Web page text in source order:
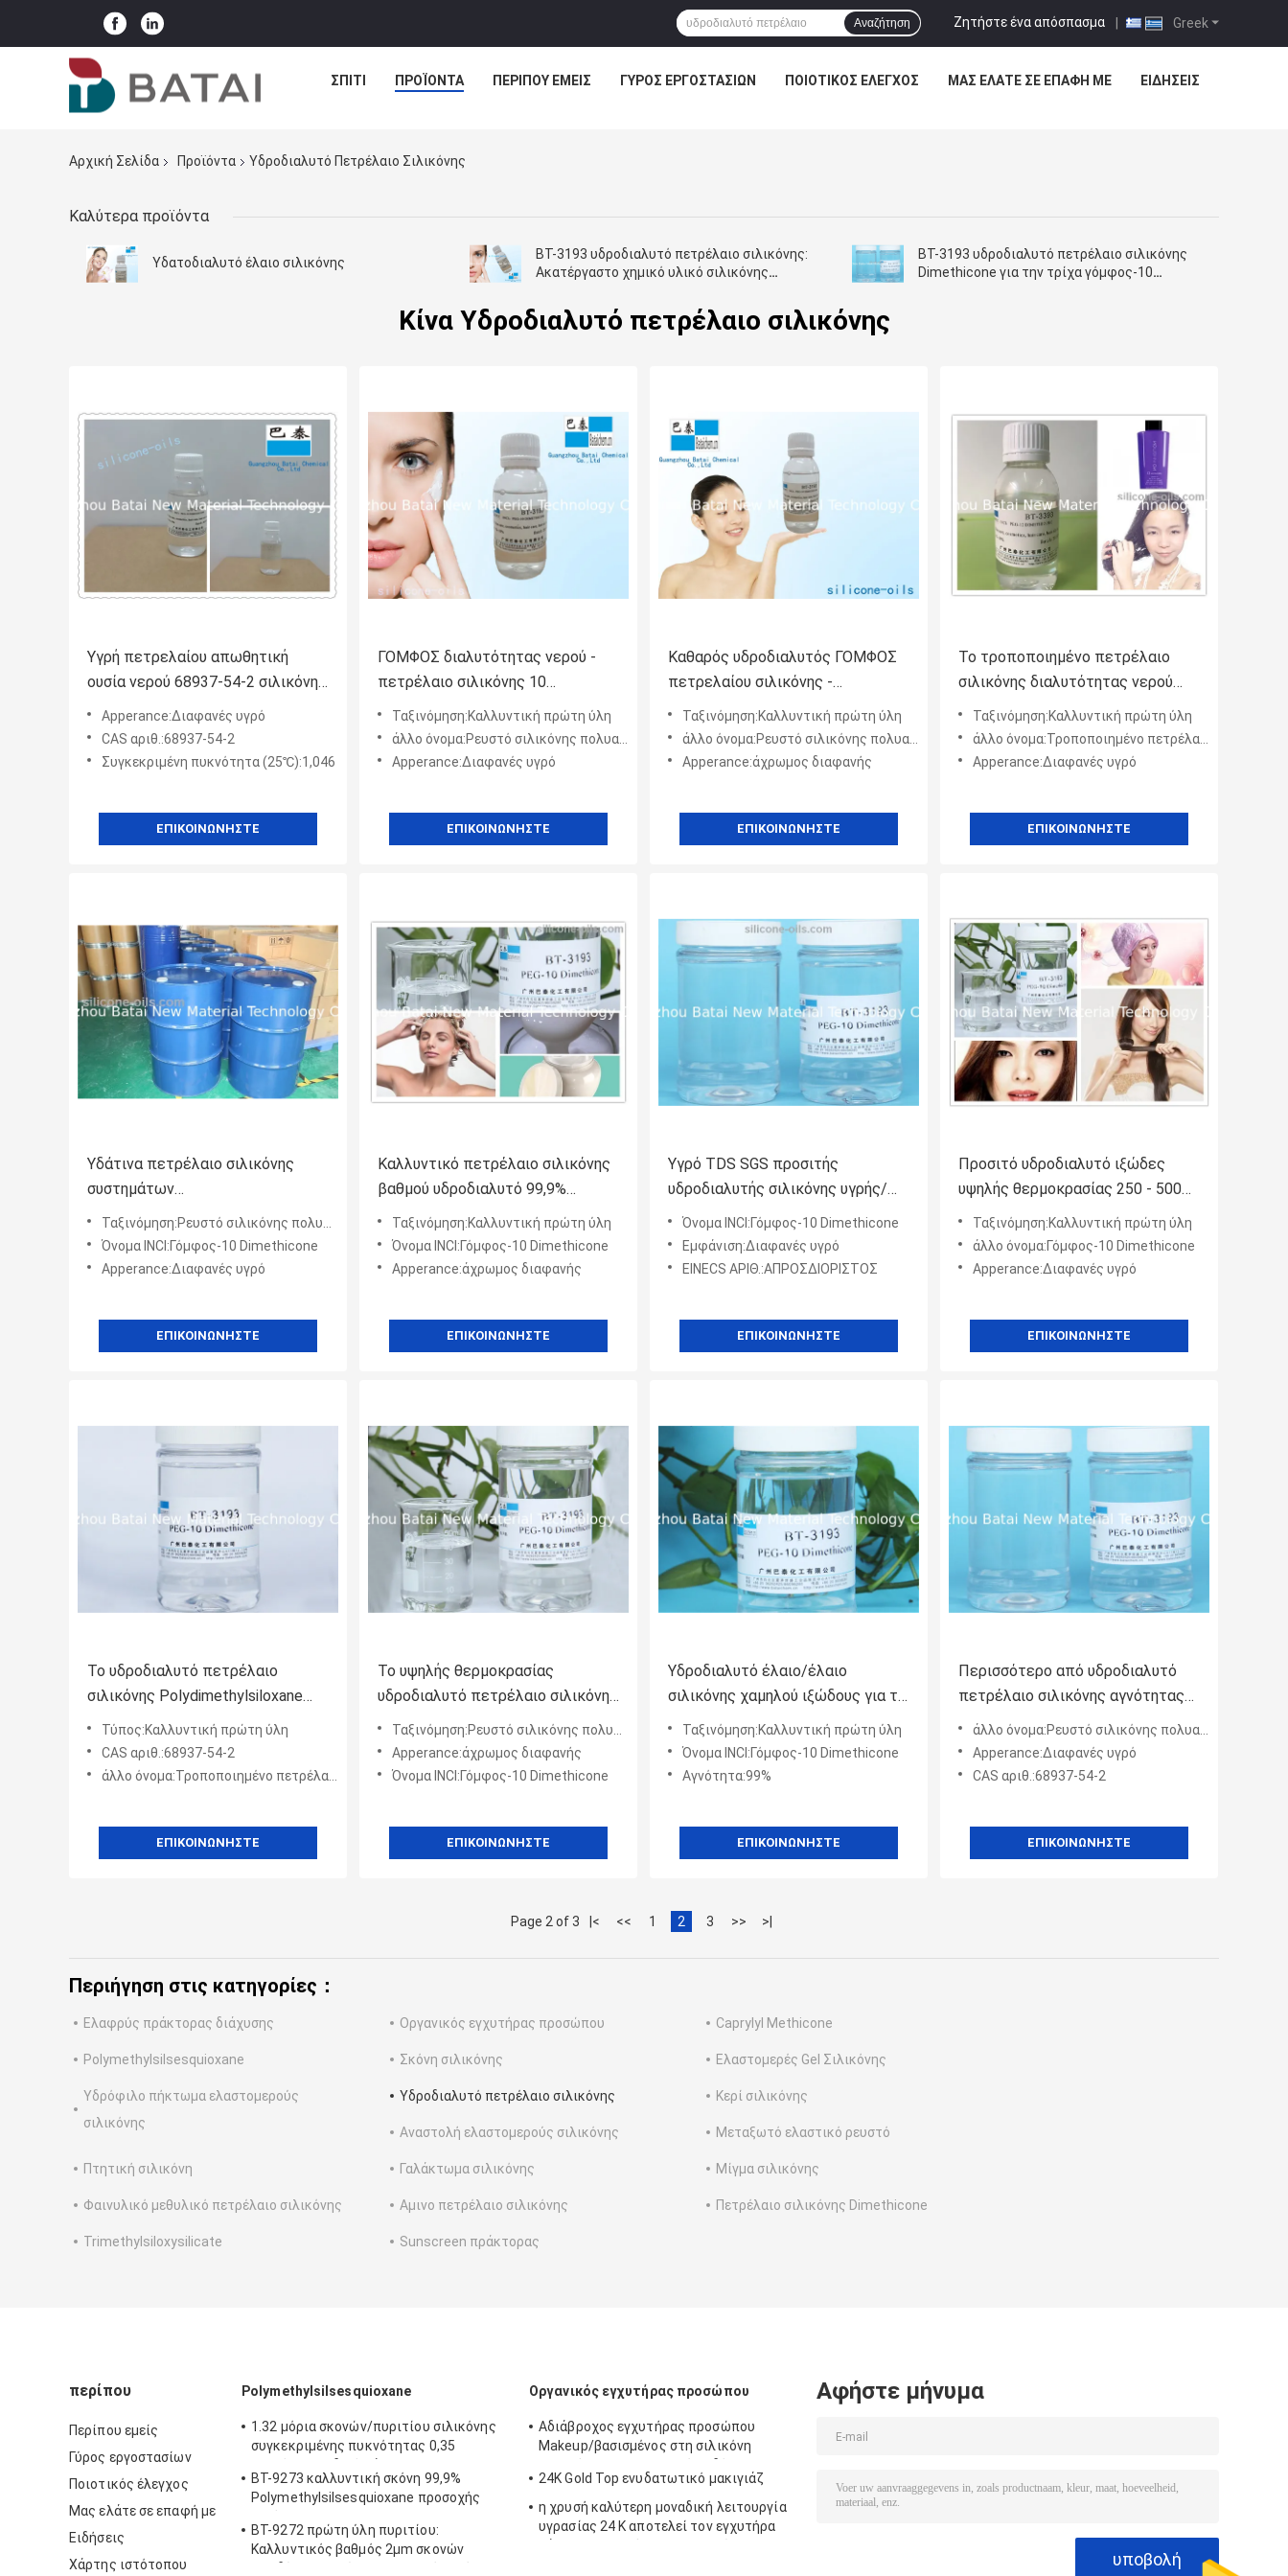
Greek
Ζητήστε ένα απόσπασμα |
Αναζήτηση
ΣΠΊΤΙ ΠΡΟΪΌΝΤΑ ΠΕΡΊΠΟΥ ΕΜΕΊΣ ΓΎΡΟΣ ΕΡΓΟΣΤΑΣΊΩΝ ΠΟΙΟΤΙΚΌΣ ΈΛΕΓΧΟΣ ΜΑΣ ΕΛΆΤΕ ΣΕ ΕΠΑΦΉ ΜΕ ΕΙΔΉΣΕΙΣ
Αρχική Σελίδα Προϊόντα Υδροδιαλυτό Πετρέλαιο Σιλικόνης
Καλύτερα προϊόντα
Υδατοδιαλυτό έλαιο σιλικόνης
BT-3193 υδροδιαλυτό πετρέλαιο σιλικόνης:
Ακατέργαστο χημικό υλικό σιλικόνης
BT-3193 υδροδιαλυτό πετρέλαιο σιλικόνης
Dimethicone για την τρίχα γόμφος-10
Κίνα Υδροδιαλυτό πετρέλαιο σιλικόνης
Υγρή πετρελαίου απωθητική
ουσία νερού 68937-54-2 σιλικόνης
ρευστή άριστη
Apperance:Διαφανές υγρό
CAS αριθ.:68937-54-2
Συγκεκριμένη πυκνότητα (25℃):1,046
ΕΠΙΚΟΙΝΩΝΉΣΤΕ
ΓΟΜΦΟΣ διαλυτότητας νερού -
πετρέλαιο σιλικόνης 10
Dimethicone στα σαμπουάν
Ταξινόμηση:Καλλυντική πρώτη ύλη
άλλο όνομα:Ρευστό σιλικόνης πολυαιθέρων
Apperance:Διαφανές υγρό
ΕΠΙΚΟΙΝΩΝΉΣΤΕ
Καθαρός υδροδιαλυτός ΓΟΜΦΟΣ
πετρελαίου σιλικόνης -
καλλυντική σιλικόνη βαθμού 10
Dimethicone για το δέρμα
Ταξινόμηση:Καλλυντική πρώτη ύλη
άλλο όνομα:Ρευστό σιλικόνης πολυαιθέρων
Apperance:άχρωμος διαφανής
ΕΠΙΚΟΙΝΩΝΉΣΤΕ
Το τροποποιημένο πετρέλαιο
σιλικόνης διαλυτότητας νερού
άφλεκτο μειώνει την ένταση
επιφάνειας
Ταξινόμηση:Καλλυντική πρώτη ύλη
άλλο όνομα:Τροποποιημένο πετρέλαιο σιλικόνης διαλυτότητας νερού
Apperance:Διαφανές υγρό
ΕΠΙΚΟΙΝΩΝΉΣΤΕ
Υδάτινα πετρέλαιο σιλικόνης
συστημάτων
υδροδιαλυτά/Copolymer ρευστό
σιλικόνης πολυαιθέρων
Ταξινόμηση:Ρευστό σιλικόνης πολυαιθέρων
Όνομα INCI:Γόμφος-10 Dimethicone
Apperance:Διαφανές υγρό
ΕΠΙΚΟΙΝΩΝΉΣΤΕ
Καλλυντικό πετρέλαιο σιλικόνης
βαθμού υδροδιαλυτό 99,9%
μεγάλη βελτίωση αγνότητας
Ταξινόμηση:Καλλυντική πρώτη ύλη
Όνομα INCI:Γόμφος-10 Dimethicone
Apperance:άχρωμος διαφανής
ΕΠΙΚΟΙΝΩΝΉΣΤΕ
Υγρό TDS SGS προσιτής
υδροδιαλυτής σιλικόνης υγρής/
διαφανούς σιλικόνης
Όνομα INCI:Γόμφος-10 Dimethicone
Εμφάνιση:Διαφανές υγρό
EINECS ΑΡΙΘ.:ΑΠΡΟΣΔΙΟΡΙΣΤΟΣ
ΕΠΙΚΟΙΝΩΝΉΣΤΕ
Προσιτό υδροδιαλυτό ιξώδες
υψηλής θερμοκρασίας 250 - 500
BT-3193 πετρελαίου σιλικόνης
Ταξινόμηση:Καλλυντική πρώτη ύλη
άλλο όνομα:Γόμφος-10 Dimethicone
Apperance:Διαφανές υγρό
ΕΠΙΚΟΙΝΩΝΉΣΤΕ
Το υδροδιαλυτό πετρέλαιο
σιλικόνης Polydimethylsiloxane
τροποποίησε 1,40 το Δείκτη
διάθλασης BT-3193
Τύπος:Καλλυντική πρώτη ύλη
CAS αριθ.:68937-54-2
άλλο όνομα:Τροποποιημένο πετρέλαιο σιλικόνης
ΕΠΙΚΟΙΝΩΝΉΣΤΕ
Το υψηλής θερμοκρασίας
υδροδιαλυτό πετρέλαιο σιλικόνης
ειδικεύεται για τα υδάτινα
συστήματα BT-3193
Ταξινόμηση:Ρευστό σιλικόνης πολυαιθέρων
Apperance:άχρωμος διαφανής
Όνομα INCI:Γόμφος-10 Dimethicone
ΕΠΙΚΟΙΝΩΝΉΣΤΕ
Υδροδιαλυτό έλαιο/έλαιο
σιλικόνης χαμηλού ιξώδους για το
προϊόν BT-3193 φροντίδας
δέρματος
Ταξινόμηση:Καλλυντική πρώτη ύλη
Όνομα INCI:Γόμφος-10 Dimethicone
Αγνότητα:99%
ΕΠΙΚΟΙΝΩΝΉΣΤΕ
Περισσότερο από υδροδιαλυτό
πετρέλαιο σιλικόνης αγνότητας
99% για τα σαπούνια ξυρίσματος/
τα σαμπουάν BT-3193
άλλο όνομα:Ρευστό σιλικόνης πολυαιθέρων
Apperance:Διαφανές υγρό
CAS αριθ.:68937-54-2
ΕΠΙΚΟΙΝΩΝΉΣΤΕ
Page 2 of 3 |< << 1 2 3 >> >|
Περιήγηση στις κατηγορίες：
Ελαφρύς πράκτορας διάχυσης Οργανικός εγχυτήρας προσώπου Caprylyl Methicone
Polymethylsilsesquioxane Σκόνη σιλικόνης Ελαστομερές Gel Σιλικόνης
Υδρόφιλο πήκτωμα ελαστομερούς
σιλικόνης
Υδροδιαλυτό πετρέλαιο σιλικόνης Κερί σιλικόνης
Αναστολή ελαστομερούς σιλικόνης Μεταξωτό ελαστικό ρευστό
Πτητική σιλικόνη Γαλάκτωμα σιλικόνης Μίγμα σιλικόνης
Φαινυλικό μεθυλικό πετρέλαιο σιλικόνης Αμινο πετρέλαιο σιλικόνης Πετρέλαιο σιλικόνης Dimethicone
Trimethylsiloxysilicate Sunscreen πράκτορας
περίπου
Περίπου εμείς
Γύρος εργοστασίων
Ποιοτικός έλεγχος
Μας ελάτε σε επαφή με
Ειδήσεις
Χάρτης ιστότοπου
Polymethylsilsesquioxane
1.32 μόρια σκονών/πυριτίου σιλικόνης
συγκεκριμένης πυκνότητας 0,35
BT-9273 καλλυντική σκόνη 99,9%
Polymethylsilsesquioxane προσοχής
BT-9272 πρώτη ύλη πυριτίου:
Καλλυντικός βαθμός 2μm σκονών
Οργανικός εγχυτήρας προσώπου
Αδιάβροχος εγχυτήρας προσώπου
Makeup/βασισμένος στη σιλικόνη
24K Gold Top ενυδατωτικό μακιγιάζ
η χρυσή καλύτερη μοναδική λειτουργία
υγρασίας 24 Κ αποτελεί τον εγχυτήρα
Αφήστε μήνυμα